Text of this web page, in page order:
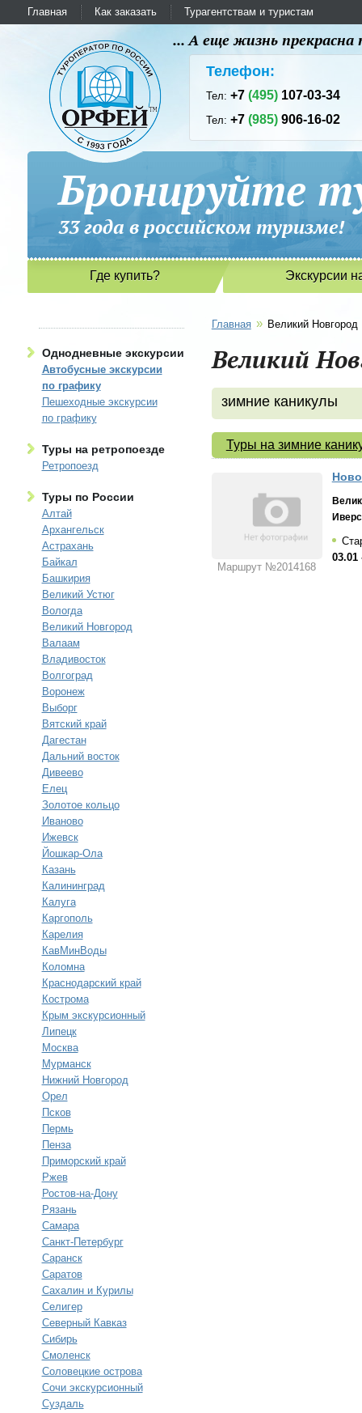
Главная Как заказать Турагентствам и туристам
... А еще жизнь
Телефон:
Тел:+7(495) 107-03-34
Тел:+7(985) 906-16-02
Бронируйте
33 года в российском
Где купить? Экскурсии
Однодневные экскурсии
Автобусные экскурсии
по графику
Пешеходные экскурсии
по графику
Туры на ретропоезде
Ретропоезд
Туры по России
Алтай
Архангельск
Астрахань
Байкал
Башкирия
Великий Устюг
Вологда
Великий Новгород
Валаам
Владивосток
Волгоград
Воронеж
Выборг
Вятский край
Дагестан
Дальний восток
Дивеево
Елец
Золотое кольцо
Иваново
Ижевск
Йошкар-Ола
Казань
Калининград
Калуга
Каргополь
Карелия
КавМинВоды
Коломна
Краснодарский край
Кострома
Крым экскурсионный
Липецк
Москва
Мурманск
Нижний Новгород
Орел
Псков
Пермь
Пенза
Приморский край
Ржев
Ростов-на-Дону
Рязань
Самара
Санкт-Петербург
Саранск
Саратов
Сахалин и Курилы
Селигер
Северный Кавказ
Сибирь
Смоленск
Соловецкие острова
Сочи экскурсионный
Суздаль
Главная » Великий Новгород
Великий
зимние каникулы
Туры на зимние
Маршрут №2014168
03.01